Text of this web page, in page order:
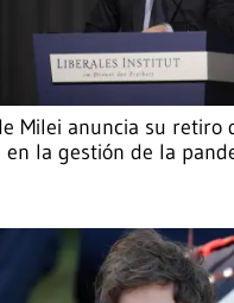
Milei anuncia su retiro
en la gestión de la